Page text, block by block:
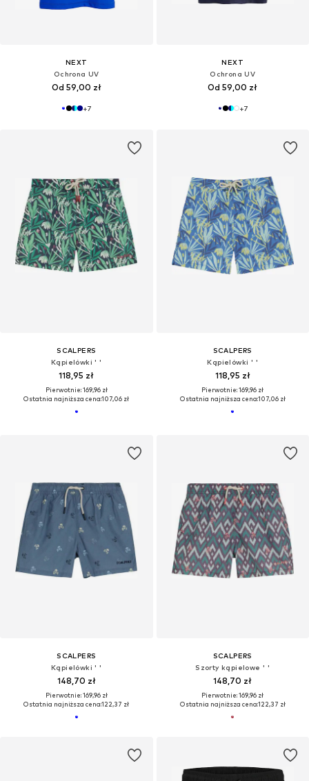
NEXT
Ochrona UV
Od 59,00 zł
+7
NEXT
Ochrona UV
Od 59,00 zł
+7
SCALPERS
Kąpielówki ' '
118,95 zł
Pierwotnie: 169,96 zł
Ostatnia najniższa cena:107,06 zł
SCALPERS
Kąpielówki ' '
118,95 zł
Pierwotnie: 169,96 zł
Ostatnia najniższa cena:107,06 zł
SCALPERS
Kąpielówki ' '
148,70 zł
Pierwotnie: 169,96 zł
Ostatnia najniższa cena:122,37 zł
SCALPERS
Szorty kąpielowe ' '
148,70 zł
Pierwotnie: 169,96 zł
Ostatnia najniższa cena:122,37 zł